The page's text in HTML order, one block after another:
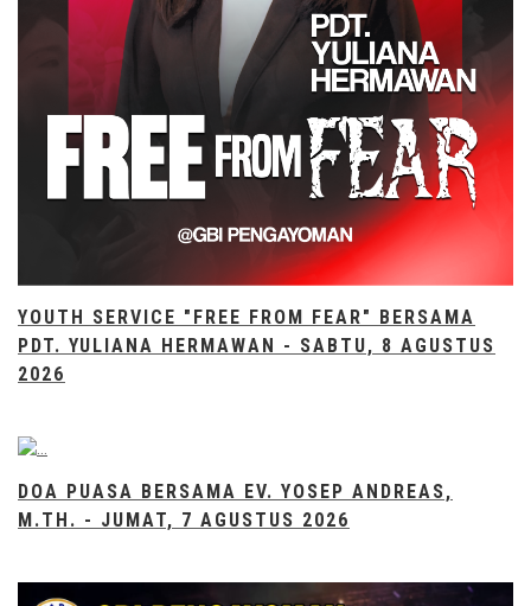
YOUTH SERVICE "FREE FROM FEAR" BERSAMA
PDT. YULIANA HERMAWAN - SABTU, 8 AGUSTUS
2026
DOA PUASA BERSAMA EV. YOSEP ANDREAS,
M.TH. - JUMAT, 7 AGUSTUS 2026